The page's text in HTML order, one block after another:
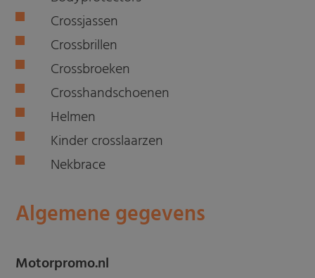
Crossjassen
Crossbrillen
Crossbroeken
Crosshandschoenen
Helmen
Kinder crosslaarzen
Nekbrace
Algemene gegevens
Motorpromo.nl